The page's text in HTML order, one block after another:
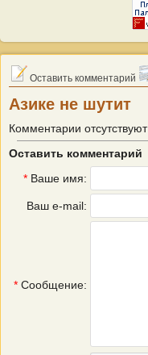
Оставить комментарий
Азике не шутит
Комментарии отсутствуют
Оставить комментарий
* Ваше имя:
Ваш e-mail:
* Сообщение: